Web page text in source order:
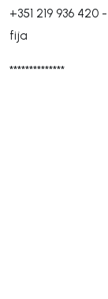
+351 219 936 420 -
fija
**************